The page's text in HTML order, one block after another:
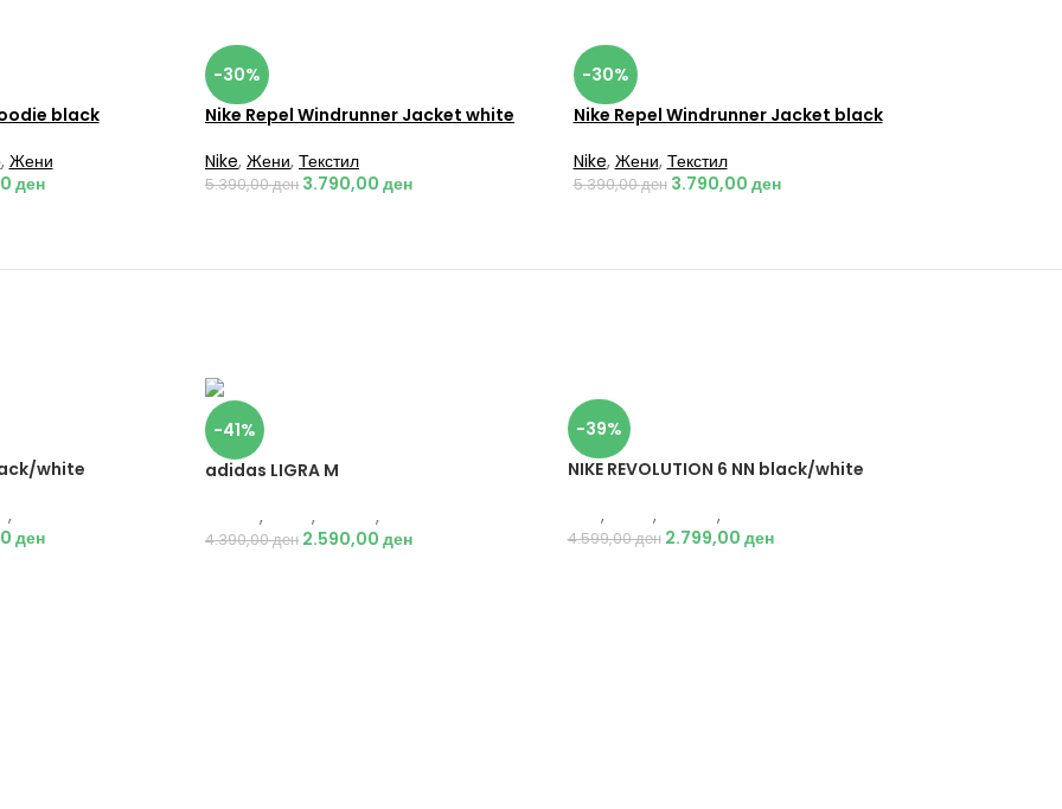
black
, Жени
ден
-30%
Nike Repel Windrunner Jacket white
Nike, Жени, Текстил
5.390,00ден 3.790,00 ден
-30%
Nike Repel Windrunner Jacket black
Nike, Жени, Текстил
5.390,00ден 3.790,00 ден
white
,
ден
-41%
adidas LIGRA M
, , ,
4.390,00ден 2.590,00 ден
-39%
NIKE REVOLUTION 6 NN black/white
, , ,
4.599,00ден 2.799,00 ден